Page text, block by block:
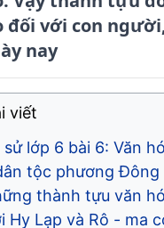
đối với con
nay
viết
sử lớp 6 bài 6: Văn
tộc phương Đông
thành tựu văn
Hy Lạp và Rô - ma